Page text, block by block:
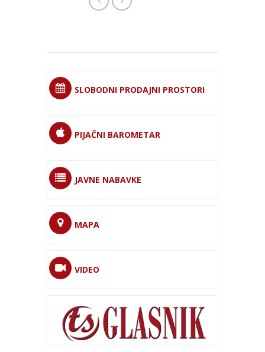
SLOBODNI PRODAJNI PROSTORI
PIJAČNI BAROMETAR
JAVNE NABAVKE
MAPA
VIDEO